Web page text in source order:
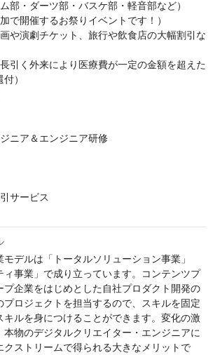
部・ダーツ部・バスケ部・軽音部など）
で開催するお祭りイベントです！）
や演劇チケット、旅行や飲食店の大幅割引な
引く外来により医療費が一定の金額を超えた
）
ニア＆エンジニア研修
サービス
デルは「トータルソリューション事業」
ィ事業」で成り立っています。コンテンツプ
プ企業をはじめとした自社プロダクト開発の
ロジェクトを担当するので、スキルを固定
ルを身につけることができます。変化の激
本物のデジタルクリエイター・エンジニアに
クストリームで得られる大きなメリットで